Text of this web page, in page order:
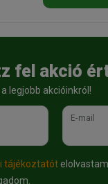
fel akció
legjobb akcióinkról!
E-mail
tájékoztatót